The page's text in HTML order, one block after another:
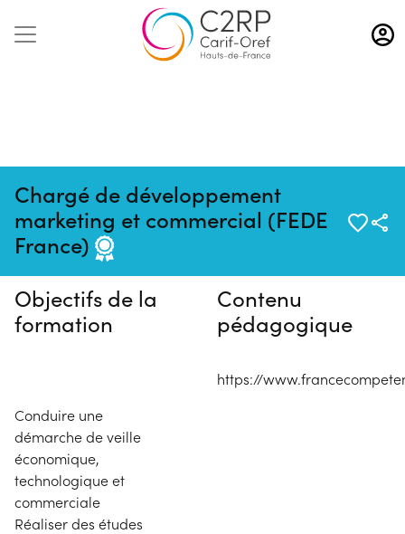
Aller
au
contenu
Chargé de développement
marketing et commercial (FEDE
France)
Pas de session programmée en
ce moment
Objectifs de la
formation
Conduire une
démarche de veille
économique,
technologique et
commerciale
Réaliser des études
Contenu
pédagogique
https://